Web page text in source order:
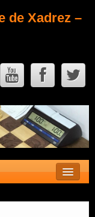
de Xadrez –